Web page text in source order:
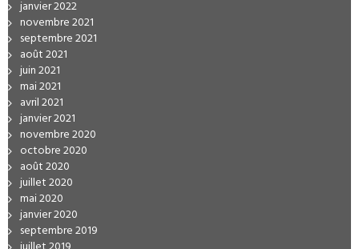
janvier 2022
novembre 2021
septembre 2021
août 2021
juin 2021
mai 2021
avril 2021
janvier 2021
novembre 2020
octobre 2020
août 2020
juillet 2020
mai 2020
janvier 2020
septembre 2019